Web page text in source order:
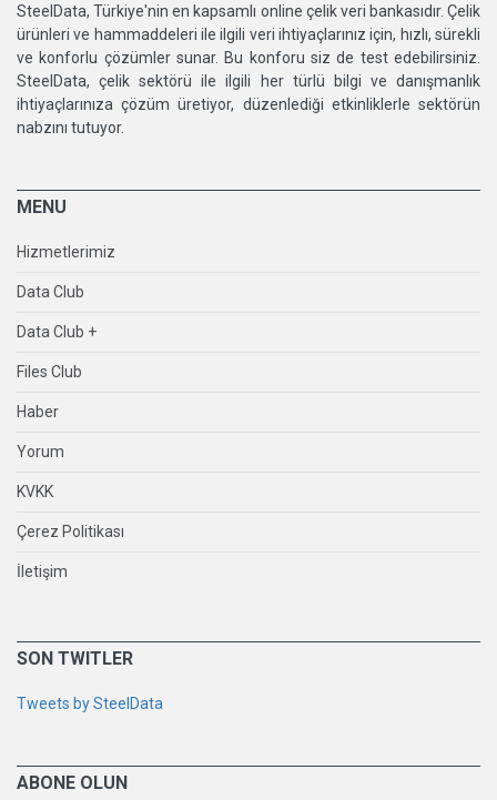
SteelData, Türkiye'nin en kapsamlı online çelik veri bankasıdır. Çelik
ürünleri ve hammaddeleri ile ilgili veri ihtiyaçlarınız için, hızlı, sürekli
ve konforlu çözümler sunar. Bu konforu siz de test edebilirsiniz.
SteelData, çelik sektörü ile ilgili her türlü bilgi ve danışmanlık
ihtiyaçlarınıza çözüm üretiyor, düzenlediği etkinliklerle sektörün
nabzını tutuyor.
MENU
Hizmetlerimiz
Data Club
Data Club +
Files Club
Haber
Yorum
KVKK
Çerez Politikası
İletişim
SON TWITLER
Tweets by SteelData
ABONE OLUN